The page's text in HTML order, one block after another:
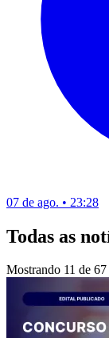
07 de ago. • 23:28
Todas as
Mostrando 11 de 67